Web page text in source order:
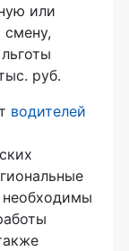
или
руб.
водителей